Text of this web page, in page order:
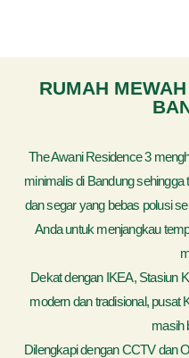
RUMAH
The Awani Residence 3
minimalis di Bandung sehingga
dan segar yang bebas polusi
Anda untuk menjangkau
Dekat dengan IKEA, Stasiun
modern dan tradisional, pusat
masih
Dilengkapi dengan CCTV dan